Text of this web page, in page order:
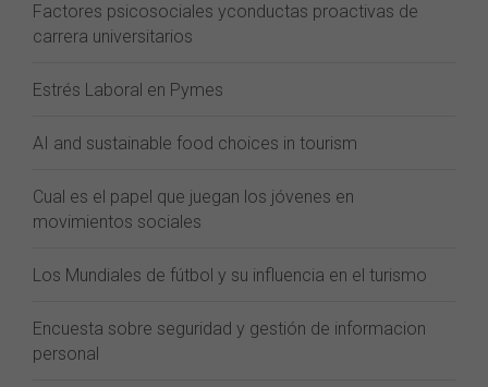
Factores psicosociales yconductas proactivas de
carrera universitarios
Estrés Laboral en Pymes
AI and sustainable food choices in tourism
Cual es el papel que juegan los jóvenes en
movimientos sociales
Los Mundiales de fútbol y su influencia en el turismo
Encuesta sobre seguridad y gestión de informacion
personal